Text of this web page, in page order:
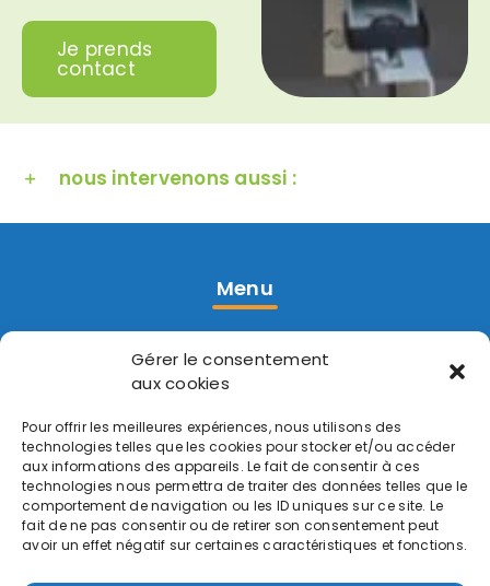
Gérer le consentement
aux cookies
Pour offrir les meilleures expériences, nous utilisons des
technologies telles que les cookies pour stocker et/ou accéder
aux informations des appareils. Le fait de consentir à ces
technologies nous permettra de traiter des données telles que le
comportement de navigation ou les ID uniques sur ce site. Le
fait de ne pas consentir ou de retirer son consentement peut
avoir un effet négatif sur certaines caractéristiques et fonctions.
Je prends
contact
nous intervenons aussi :
Menu
Accueil
Réalisations
Contact
Prestations
Pompe à Chaleur
Chaudière